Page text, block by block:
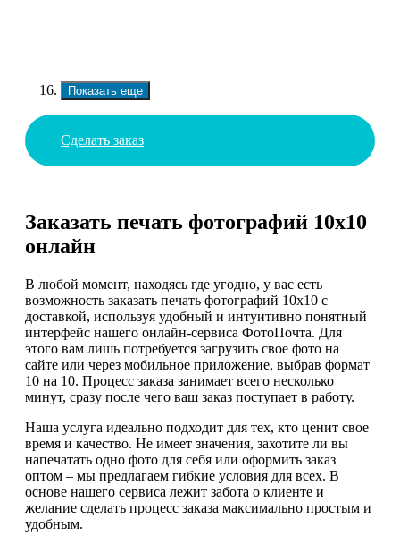
Показать еще
Сделать заказ
Заказать печать фотографий 10х10
онлайн
В любой момент, находясь где угодно, у вас есть
возможность заказать печать фотографий 10х10 с
доставкой, используя удобный и интуитивно понятный
интерфейс нашего онлайн-сервиса ФотоПочта. Для
этого вам лишь потребуется загрузить свое фото на
сайте или через мобильное приложение, выбрав формат
10 на 10. Процесс заказа занимает всего несколько
минут, сразу после чего ваш заказ поступает в работу.
Наша услуга идеально подходит для тех, кто ценит свое
время и качество. Не имеет значения, захотите ли вы
напечатать одно фото для себя или оформить заказ
оптом – мы предлагаем гибкие условия для всех. В
основе нашего сервиса лежит забота о клиенте и
желание сделать процесс заказа максимально простым и
удобным.